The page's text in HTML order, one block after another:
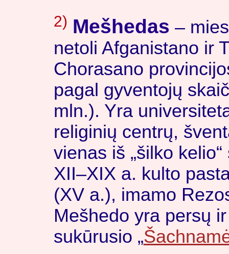
2) Mešhedas –
netoli Afganistano ir
Chorasano
pagal gyventojų
mln.). Yra
religinių centrų,
vienas iš „šilko
XII–XIX a. kulto
(XV a.), imamo
Mešhedo yra persų
sukūrusio „